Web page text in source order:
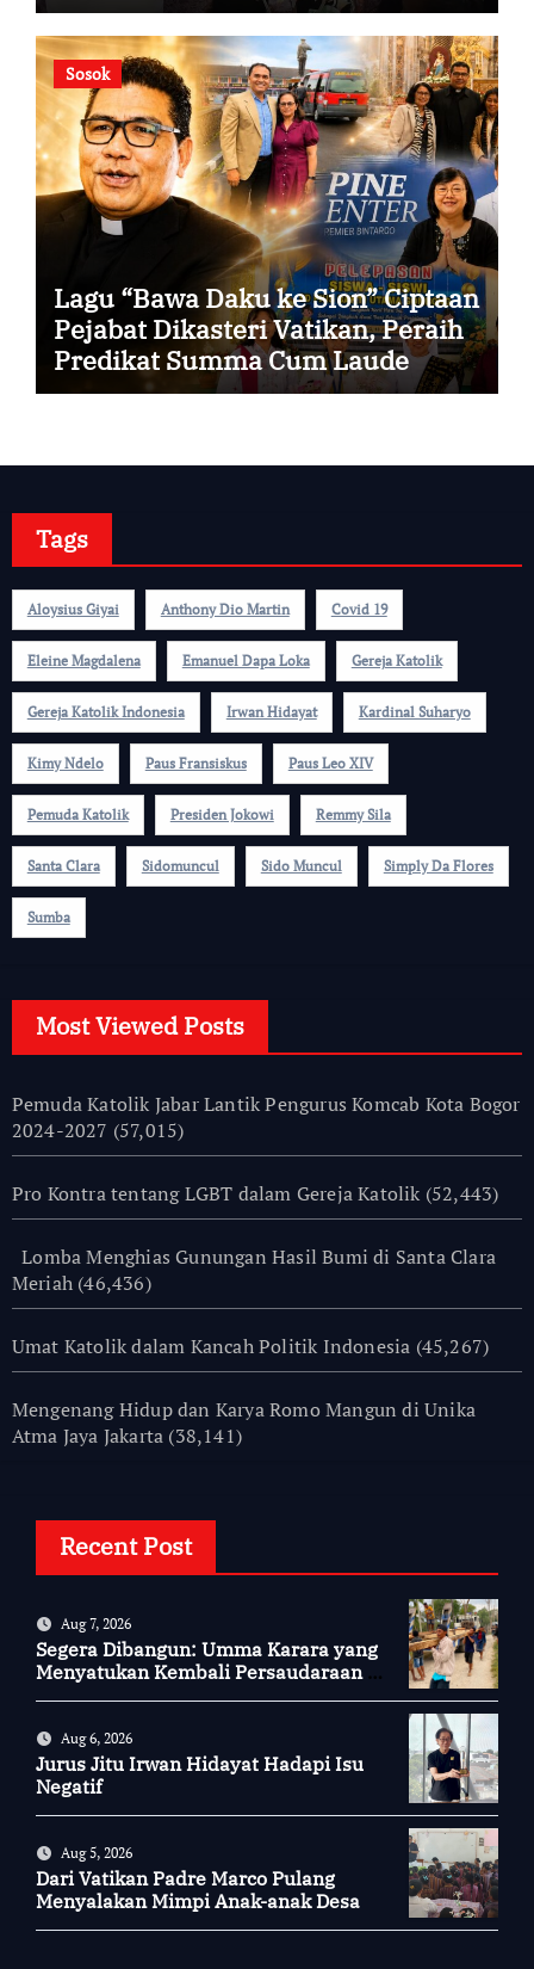
Sosok
Lagu “Bawa Daku ke Sion” Ciptaan
Pejabat Dikasteri Vatikan, Peraih
Predikat Summa Cum Laude
Tags
Aloysius Giyai Anthony Dio Martin Covid 19
Eleine Magdalena Emanuel Dapa Loka Gereja Katolik
Gereja Katolik Indonesia Irwan Hidayat Kardinal Suharyo
Kimy Ndelo Paus Fransiskus Paus Leo XIV
Pemuda Katolik Presiden Jokowi Remmy Sila
Santa Clara Sidomuncul Sido Muncul Simply Da Flores
Sumba
Most Viewed Posts
Pemuda Katolik Jabar Lantik Pengurus Komcab Kota Bogor
2024-2027 (57,015)
Pro Kontra tentang LGBT dalam Gereja Katolik (52,443)
Lomba Menghias Gunungan Hasil Bumi di Santa Clara
Meriah (46,436)
Umat Katolik dalam Kancah Politik Indonesia (45,267)
Mengenang Hidup dan Karya Romo Mangun di Unika
Atma Jaya Jakarta (38,141)
Recent Post
Aug 7, 2026
Segera Dibangun: Umma Karara yang
Menyatukan Kembali Persaudaraan di
Aug 6, 2026
Jurus Jitu Irwan Hidayat Hadapi Isu
Negatif
Aug 5, 2026
Dari Vatikan Padre Marco Pulang
Menyalakan Mimpi Anak-anak Desa